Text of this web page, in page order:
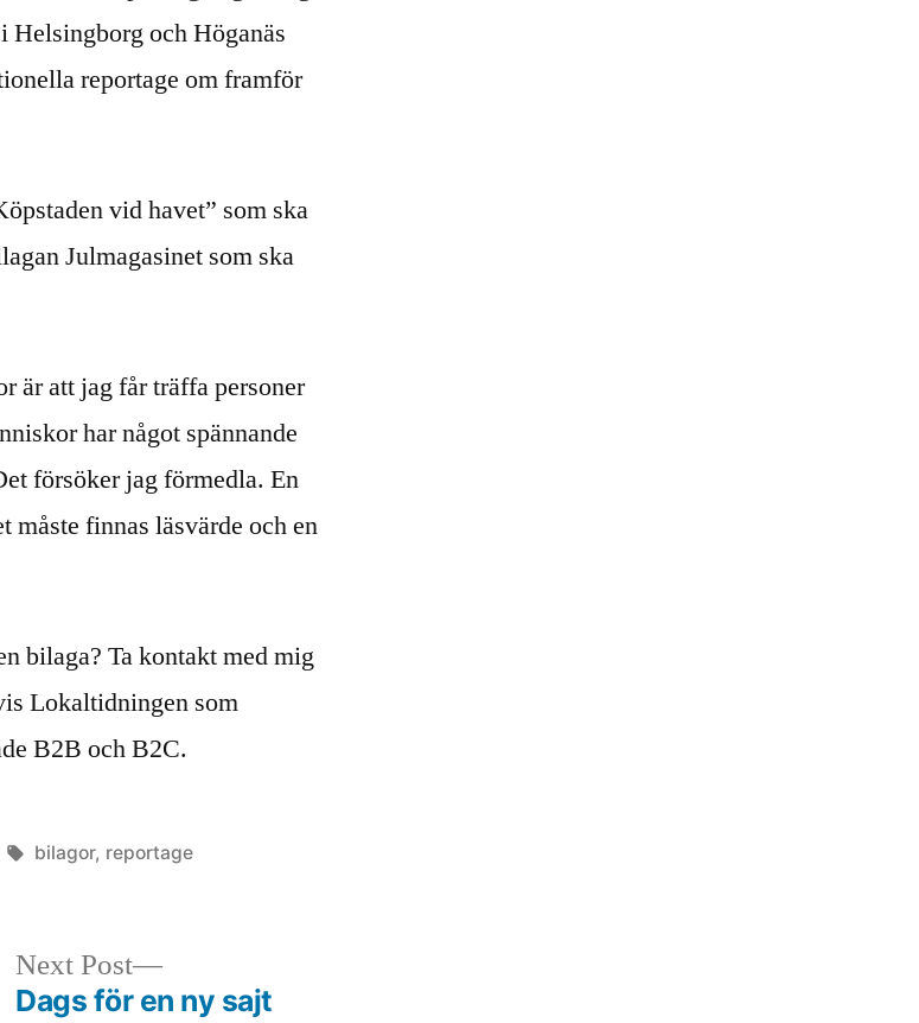
och Höganäs
reportage om framför
vid havet” som ska
Julmagasinet som ska
är att jag får träffa personer
har något spännande
försöker jag förmedla. En
måste finnas läsvärde och en
bilaga? Ta kontakt med mig
Lokaltidningen som
B2B och B2C.
Tags:
bilagor, reportage
Next Post
Next
post:
Dags för en ny sajt